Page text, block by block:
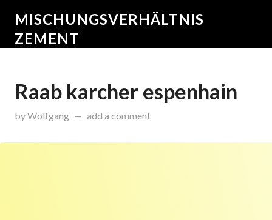
MISCHUNGSVERHÄLTNIS
ZEMENT
Raab karcher espenhain
byWolfgang onDezember 25, 2015
add a comment